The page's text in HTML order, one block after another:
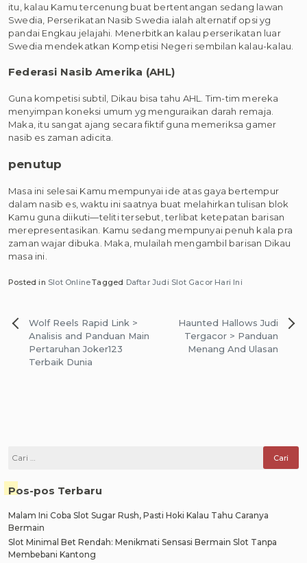
itu, kalau Kamu tercenung buat bertentangan sedang lawan
Swedia, Perserikatan Nasib Swedia ialah alternatif opsi yg
pandai Engkau jelajahi. Menerbitkan kalau perserikatan luar
Swedia mendekatkan Kompetisi Negeri sembilan kalau-kalau.
Federasi Nasib Amerika (AHL)
Guna kompetisi subtil, Dikau bisa tahu AHL. Tim-tim mereka
menyimpan koneksi umum yg menguraikan darah remaja.
Maka, itu sangat ajang secara fiktif guna memeriksa gamer
nasib es zaman adicita.
penutup
Masa ini selesai Kamu mempunyai ide atas gaya bertempur
dalam nasib es, waktu ini saatnya buat melahirkan tulisan blok
Kamu guna diikuti—teliti tersebut, terlibat ketepatan barisan
merepresentasikan. Kamu sedang mempunyai penuh kala pra
zaman wajar dibuka. Maka, mulailah mengambil barisan Dikau
masa ini.
Posted in Slot OnlineTagged Daftar Judi Slot Gacor Hari Ini
Navigasi
pos
Wolf Reels Rapid Link >
Analisis and Panduan Main
Pertaruhan Joker123
Terbaik Dunia
Haunted Hallows Judi
Tergacor > Panduan
Menang And Ulasan
Cari
Pos-pos Terbaru
Malam Ini Coba Slot Sugar Rush, Pasti Hoki Kalau Tahu Caranya
Bermain
Slot Minimal Bet Rendah: Menikmati Sensasi Bermain Slot Tanpa
Membebani Kantong